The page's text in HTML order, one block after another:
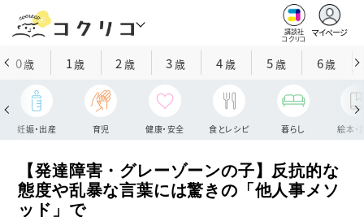
講談社
コクリコ
マイページ
0歳 1歳 2 歳 3歳 4歳 5歳 6歳
妊娠・出産 育児 健康・安全 食とレシピ 暮らし 絵本・
【発達障害・グレーゾーンの子】反抗的な
態度や乱暴な言葉には驚きの「他人事メソ
ッド」で